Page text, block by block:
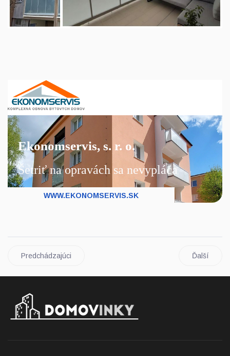
Ekonomservis, s. r. o.
Šetriť na opravách sa nevypláca
WWW.EKONOMSERVIS.SK
Predchádzajúci Ďalší